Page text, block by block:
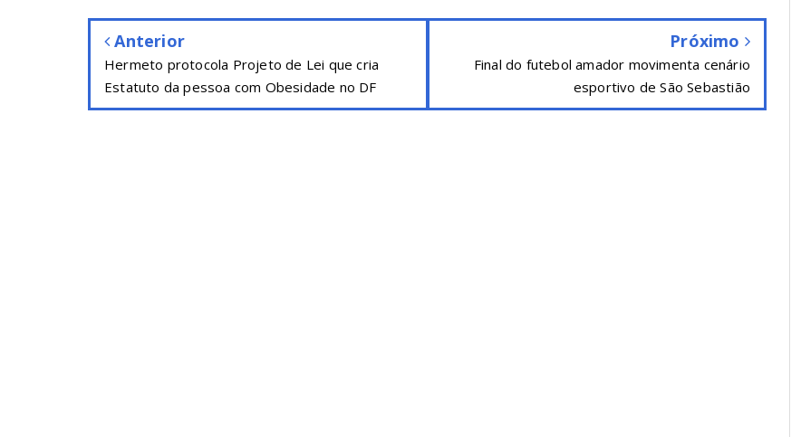
Anterior
Hermeto protocola Projeto de Lei que cria
Estatuto da pessoa com Obesidade no DF
Próximo
Final do futebol amador movimenta cenário
esportivo de São Sebastião